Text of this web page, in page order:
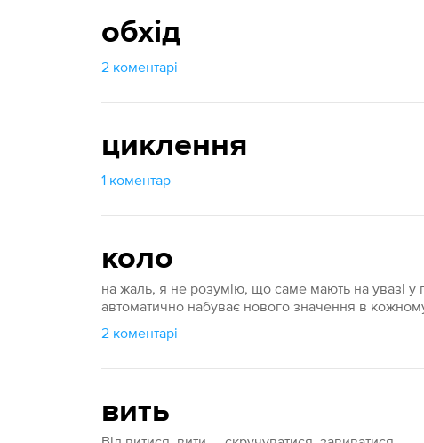
обхід
2 коментарі
циклення
1 коментар
коло
на жаль, я не розумію, що саме мають на увазі у
автоматично набуває нового значення в
2 коментарі
вить